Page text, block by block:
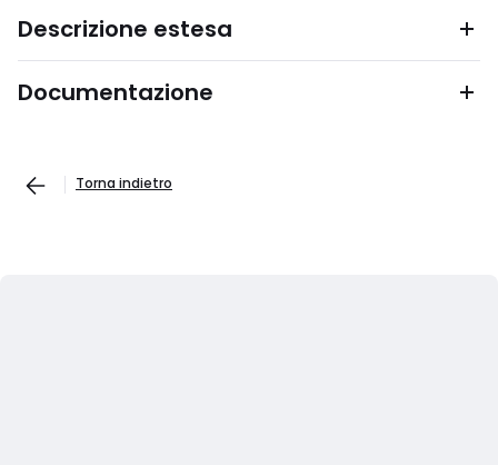
Descrizione estesa
Documentazione
Torna indietro